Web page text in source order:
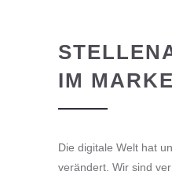
IM
Die digitale Welt hat
verändert. Wir sind